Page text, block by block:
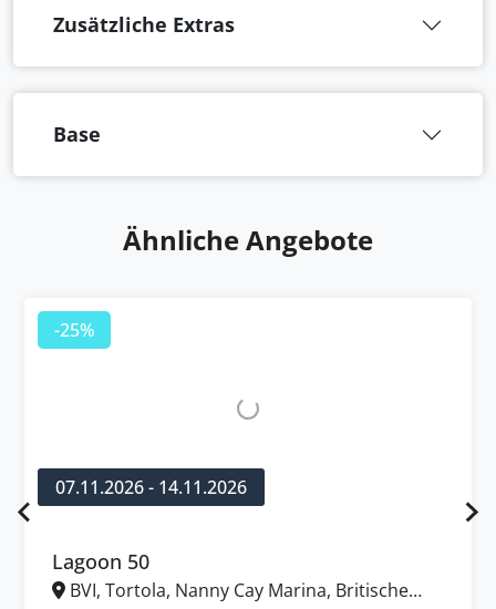
Zusätzliche Extras
Base
Ähnliche Angebote
-25%
07.11.2026 - 14.11.2026
Lagoon 50
BVI, Tortola, Nanny Cay Marina, Britische